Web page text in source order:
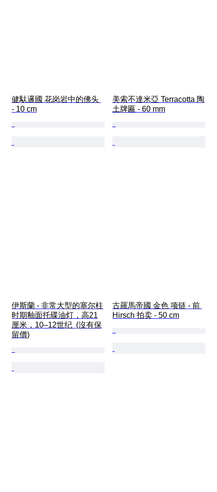
健馱邏國 花岗岩中的佛头
- 10 cm
美索不達米亞 Terracotta 陶
土牌匾 - 60 mm
伊斯蘭 - 非常大型的塞尔柱
时期釉面托碟油灯，高21
厘米，10–12世纪  (沒有保
留價)
古羅馬帝國 金色 项链 - 前
Hirsch 拍卖 - 50 cm